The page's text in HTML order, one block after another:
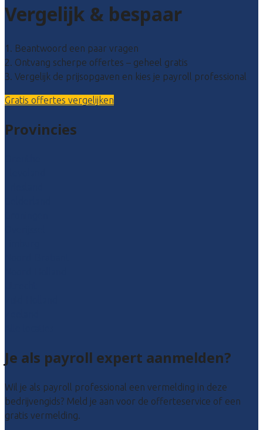
Vergelijk & bespaar
1. Beantwoord een paar vragen
2. Ontvang scherpe offertes – geheel gratis
3. Vergelijk de prijsopgaven en kies je payroll professional
Gratis offertes vergelijken
Provincies
Je als payroll expert aanmelden?
Wil je als payroll professional een vermelding in deze
bedrijvengids? Meld je aan voor de offerteservice of een
gratis vermelding.